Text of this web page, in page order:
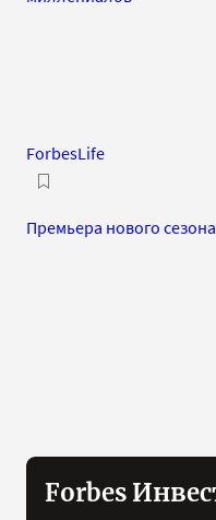
ForbesLife
Премьера нового
Forbes